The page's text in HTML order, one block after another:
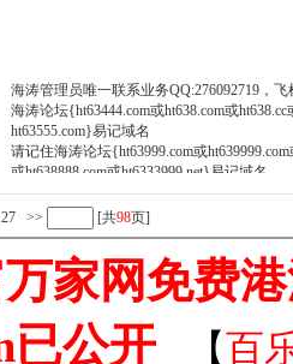
海涛管理员唯一联系业务QQ:276092719，
海涛论坛{ht63444.com或ht638.com或
ht63555.com}易记域名
请记住海涛论坛{ht63999.com或
或ht638888.com或ht6333999.net}易记域名
如有域名打不开请尝试在域名前面加www.
27 >> [共98页]